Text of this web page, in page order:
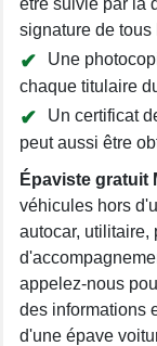
signature de tous
Une
chaque titulaire
Un certificat
peut aussi être
Épaviste gratuit
véhicules hors
autocar, utilitaire,
appelez-nous
des informations
d'une épave